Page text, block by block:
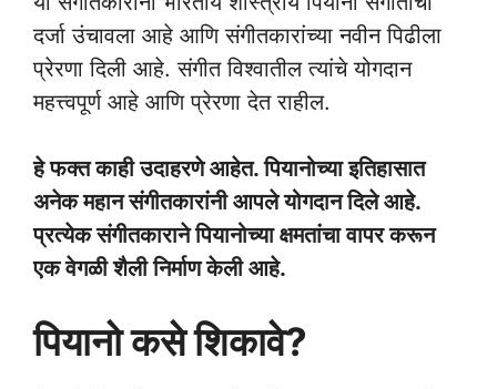
दर्जा उंचावला आहे आणि संगीतकारांच्या नवीन पिढीला
प्रेरणा दिली आहे. संगीत विश्वातील त्यांचे योगदान
महत्त्वपूर्ण आहे आणि प्रेरणा देत राहील.
हे फक्त काही उदाहरणे आहेत. पियानोच्या इतिहासात
अनेक महान संगीतकारांनी आपले योगदान दिले आहे.
प्रत्येक संगीतकाराने पियानोच्या क्षमतांचा वापर करून
एक वेगळी शैली निर्माण केली आहे.
पियानो कसे शिकावे?